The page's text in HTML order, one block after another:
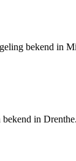
bekend in
in Drenthe.